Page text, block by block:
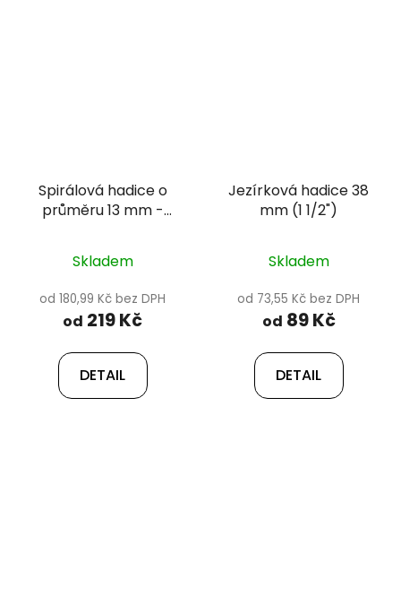
Spirálová hadice o
průměru 13 mm -
Skladem
od 180,99 Kč bez DPH
od 219 Kč
DETAIL
Jezírková hadice 38
mm (1 1/2")
Skladem
od 73,55 Kč bez DPH
od 89 Kč
DETAIL